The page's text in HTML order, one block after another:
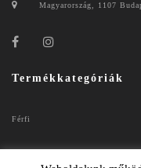
Magyarország, 1107
Termékkategóriák
Férfi